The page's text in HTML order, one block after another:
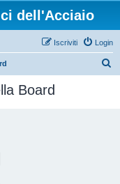
dell'Acciaio
Login
Iscriviti
Board